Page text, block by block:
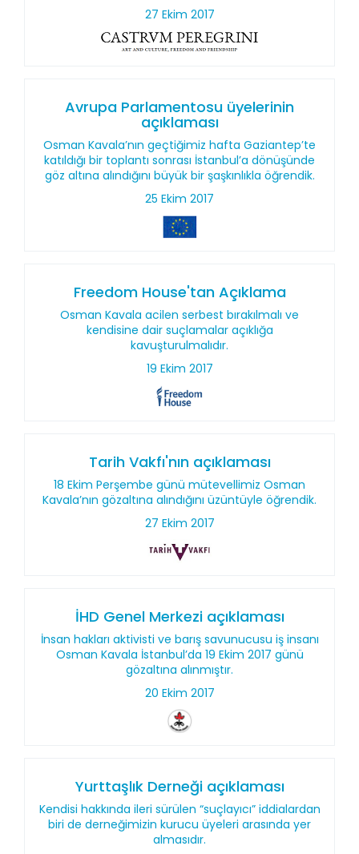
27 Ekim 2017
Avrupa Parlamentosu üyelerinin
açıklaması
Osman Kavala’nın geçtiğimiz hafta Gaziantep’te
katıldığı bir toplantı sonrası İstanbul’a dönüşünde
göz altına alındığını büyük bir şaşkınlıkla öğrendik.
25 Ekim 2017
Freedom House'tan Açıklama
Osman Kavala acilen serbest bırakılmalı ve
kendisine dair suçlamalar açıklığa
kavuşturulmalıdır.
19 Ekim 2017
Tarih Vakfı'nın açıklaması
18 Ekim Perşembe günü mütevellimiz Osman
Kavala’nın gözaltına alındığını üzüntüyle öğrendik.
27 Ekim 2017
İHD Genel Merkezi açıklaması
İnsan hakları aktivisti ve barış savunucusu iş insanı
Osman Kavala İstanbul’da 19 Ekim 2017 günü
gözaltına alınmıştır.
20 Ekim 2017
Yurttaşlık Derneği açıklaması
Kendisi hakkında ileri sürülen “suçlayıcı” iddialardan
biri de derneğimizin kurucu üyeleri arasında yer
almasıdır.